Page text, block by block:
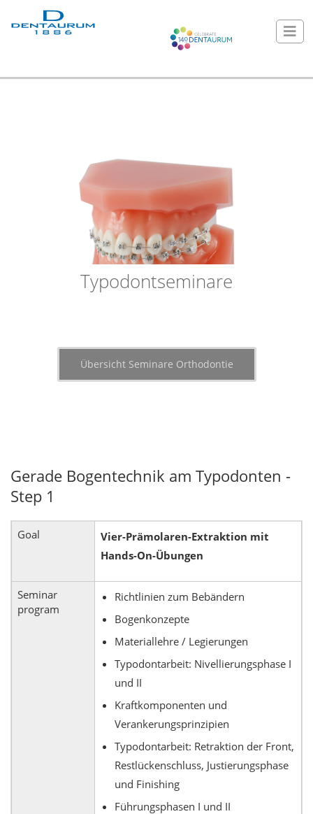
Typodontseminare
Übersicht Seminare Orthodontie
Gerade Bogentechnik am Typodonten -
Step 1
Goal
Vier-Prämolaren-Extraktion mit
Hands-On-Übungen
Seminar
program
Richtlinien zum Bebändern
Bogenkonzepte
Materiallehre / Legierungen
Typodontarbeit: Nivellierungsphase I
und II
Kraftkomponenten und
Verankerungsprinzipien
Typodontarbeit: Retraktion der Front,
Restlückenschluss, Justierungsphase
und Finishing
Führungsphasen I und II